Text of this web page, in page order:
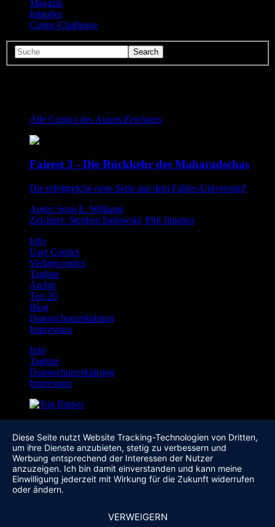
Magazin
Inktober
Comic-Challenge
Alle Comics des Autors/Zeichners
Fairest 3 - Die Rückkehr des Maharadschas
Die erfolgreiche neue Serie aus dem Fables-Universum!
Autor: Sean E. Williams
Zeichner: Stephen Sadowski, Phil Jimenez
Info
User Comics
Verlagscomics
Tagliste
Archiv
Top 20
Blog
Datenschutzerklärung
Impressum
Info
Tagliste
Datenschutzerklärung
Impressum
Diese Seite nutzt Website Tracking-Technologien von Dritten,
um ihre Dienste anzubieten, stetig zu verbessern und
Werbung entsprechend der Interessen der Nutzer
anzuzeigen. Ich bin damit einverstanden und kann meine
Einwilligung jederzeit mit Wirkung für die Zukunft widerrufen
oder ändern.
VERWEIGERN